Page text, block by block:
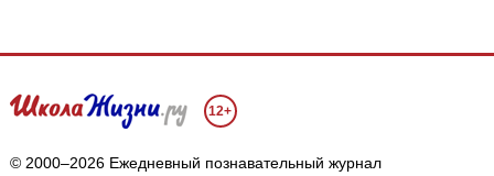
12+
© 2000–2026 Ежедневный познавательный журнал